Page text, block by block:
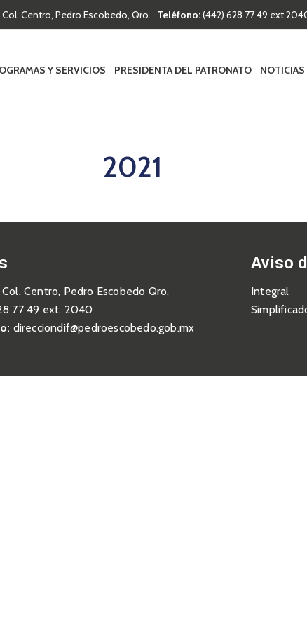
Centro, Pedro Escobedo, Qro. Teléfono:(442) 628 77 49 ext
Y SERVICIOS PRESIDENTA DEL PATRONATO NOTICIAS
2021
Centro, Pedro Escobedo Qro.
77 49 ext. 2040
direcciondif@pedroescobedo.gob.mx
Aviso
Integral